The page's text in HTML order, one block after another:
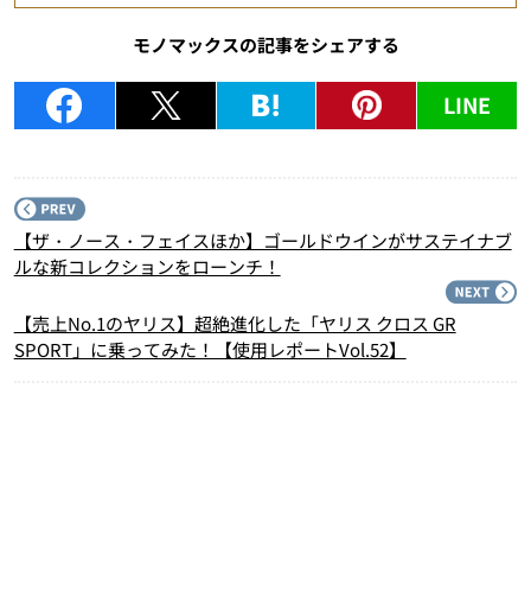
モノマックスの記事をシェアする
LINE
【ザ・ノース・フェイスほか】ゴールドウインがサステイナブ
ルな新コレクションをローンチ！
【売上No.1のヤリス】超絶進化した「ヤリス クロス GR
SPORT」に乗ってみた！【使用レポートVol.52】